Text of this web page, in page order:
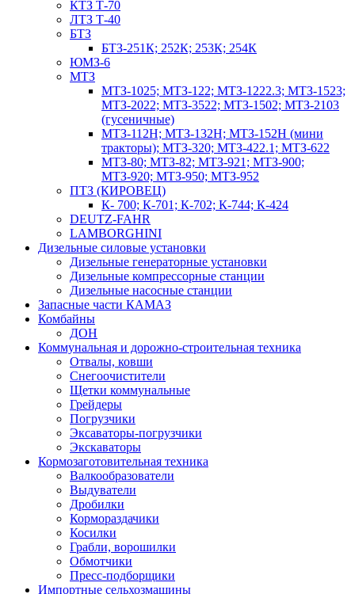
КТЗ Т-70
ЛТЗ Т-40
БТЗ
БТЗ-251К; 252К; 253К; 254К
ЮМЗ-6
МТЗ
МТЗ-1025; МТЗ-122; МТЗ-1222.3; МТЗ-1523;
МТЗ-2022; МТЗ-3522; МТЗ-1502; МТЗ-2103
(гусеничные)
МТЗ-112Н; МТЗ-132Н; МТЗ-152Н (мини
тракторы); МТЗ-320; МТЗ-422.1; МТЗ-622
МТЗ-80; МТЗ-82; МТЗ-921; МТЗ-900;
МТЗ-920; МТЗ-950; МТЗ-952
ПТЗ (КИРОВЕЦ)
К- 700; К-701; К-702; К-744; К-424
DEUTZ-FAHR
LAMBORGHINI
Дизельные силовые установки
Дизельные генераторные установки
Дизельные компрессорные станции
Дизельные насосные станции
Запасные части КАМАЗ
Комбайны
ДОН
Коммунальная и дорожно-строительная техника
Отвалы, ковши
Снегоочистители
Щетки коммунальные
Грейдеры
Погрузчики
Эксаваторы-погрузчики
Экскаваторы
Кормозаготовительная техника
Валкообразователи
Выдуватели
Дробилки
Кормораздачики
Косилки
Грабли, ворошилки
Обмотчики
Пресс-подборщики
Импортные сельхозмашины